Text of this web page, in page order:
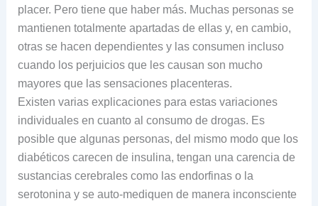
placer. Pero tiene que haber más. Muchas personas se
mantienen totalmente apartadas de ellas y, en cambio,
otras se hacen dependientes y las consumen incluso
cuando los perjuicios que les causan son mucho
mayores que las sensaciones placenteras.
Existen varias explicaciones para estas variaciones
individuales en cuanto al consumo de drogas. Es
posible que algunas personas, del mismo modo que los
diabéticos carecen de insulina, tengan una carencia de
sustancias cerebrales como las endorfinas o la
serotonina y se auto-mediquen de manera inconsciente